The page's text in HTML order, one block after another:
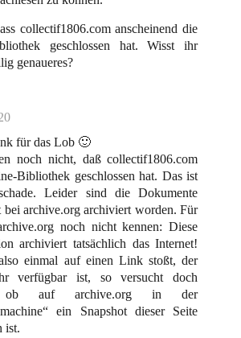
collectif1806.com anscheinend die
geschlossen hat. Wisst ihr
genaueres?
für das Lob 🙂
noch nicht, daß collectif1806.com
Bibliothek geschlossen hat. Das ist
Leider sind die Dokumente
bei archive.org archiviert worden. Für
noch nicht kennen: Diese
archiviert tatsächlich das Internet!
einmal auf einen Link stoßt, der
verfügbar ist, so versucht doch
ob auf archive.org in der
ein Snapshot dieser Seite
ist.